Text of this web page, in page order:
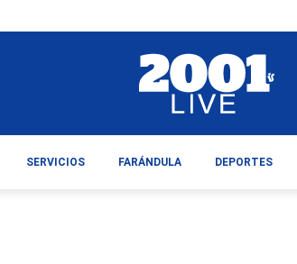
SERVICIOS FARÁNDULA DEPORTES